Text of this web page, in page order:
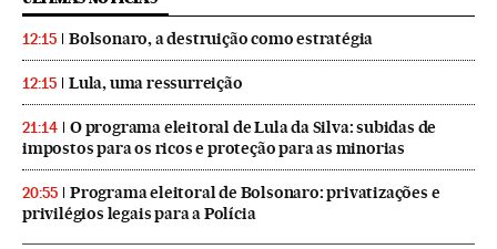
12:15 Bolsonaro, a destruição como estratégia
12:15 Lula, uma ressurreição
21:14
O programa eleitoral de Lula da Silva: subidas de
impostos para os ricos e proteção para as minorias
20:55
Programa eleitoral de Bolsonaro: privatizações e
privilégios legais para a Polícia